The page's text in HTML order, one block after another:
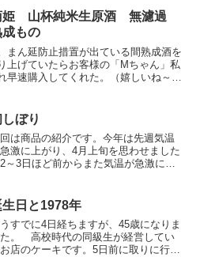
。最終的には保険会社の社長にな
ピュリッツァー...
姫 山杯純米生原酒 無濾過
成もの
まん延防止措置が出ている間熟成酒を
上げていたらお客様の「Mちゃん」私
早速購入してくれた。（嬉しいね～M
ぼり
は商品の紹介です。今年は先週気温
激に上がり、4月上旬を思わせました
～3日ほど前からまた気温が急激に下
えようとしております。さて、その
ですが初しぼりと...
生日と1978年
すでに4日経ちますが、45歳になりま
た。 高校時代の同級生が経営してい
店のケーキです。5日前に取りに行き